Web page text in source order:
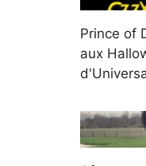
Prince of
aux